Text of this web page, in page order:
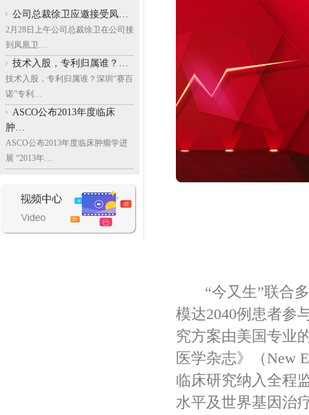
公司总裁徐卫应邀接受凤…
2月28日上午公司总裁徐卫在公司接
到凤凰卫…
技术入股，专利归属谁？…
技术入股，专利归属谁？深圳“赛百
诺”专利…
ASCO公布2013年度临床
肿…
ASCO公布2013年度临床肿瘤学进
展 “2013年…
“今又生”联合多
模达2040例患者参
究方案由美国专业
医学杂志》（New
临床研究纳入全程
水平及世界基因治